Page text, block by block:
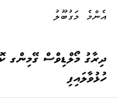
އެންމެ މަގުބޫލު
ހުޅުވާލައިފި